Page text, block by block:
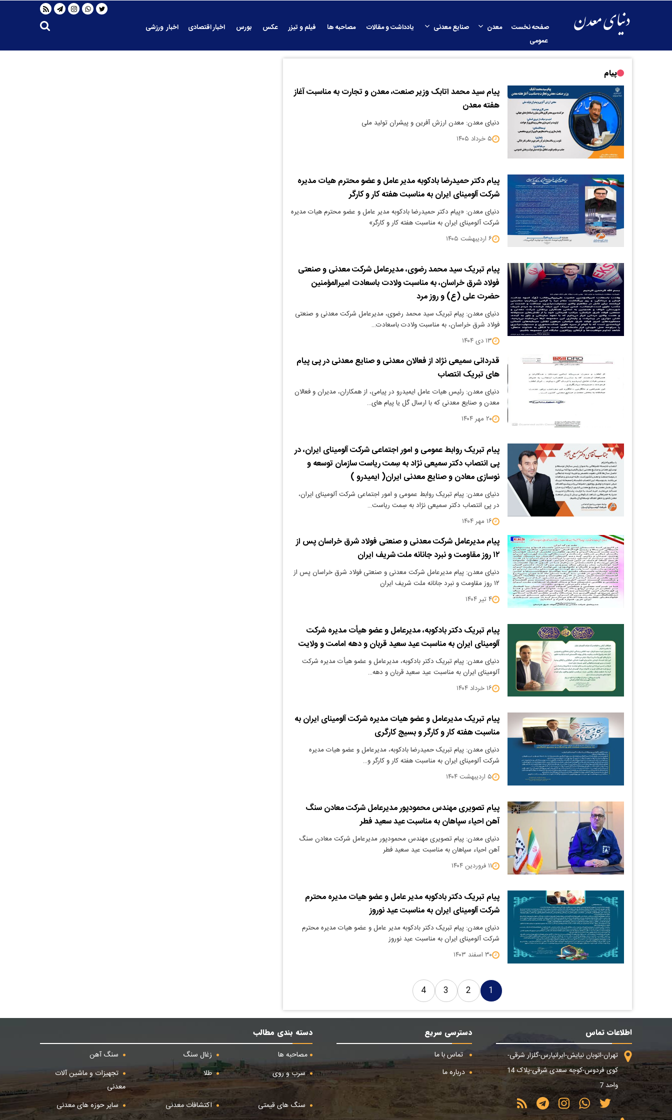
صفحه نخست معدن صنایع معدنی یادداشت و مقالات مصاحبه ها فیلم و تیزر عکس بورس اخبار اقتصادی
اخبار ورزشی
عمومی
پیام
پیام سید محمد اتابک وزیر صنعت، معدن و تجارت به مناسبت آغاز
هفته معدن
دنیای معدن: معدن ارزش آفرین و پیشران تولید ملی
۵ خرداد ۱۴۰۵
پیام دکتر حمیدرضا بادکوبه مدیر عامل و عضو محترم هیات مدیره
شرکت آلومینای ایران به مناسبت هفته کار و کارگر
دنیای معدن: «پیام دکتر حمیدرضا بادکوبه مدیر عامل و عضو محترم هیات مدیره
شرکت آلومینای ایران به مناسبت هفته کار و کارگر»
۶ اردیبهشت ۱۴۰۵
پیام تبریک سید محمد رضوی، مدیرعامل شرکت معدنی و صنعتی
فولاد شرق خراسان، به مناسبت ولادت باسعادت امیرالمؤمنین
حضرت علی (ع) و روز مرد
دنیای معدن: پیام تبریک سید محمد رضوی، مدیرعامل شرکت معدنی و صنعتی
فولاد شرق خراسان، به مناسبت ولادت باسعادت…
۱۳ دی ۱۴۰۴
قدردانی سمیعی نژاد از فعالان معدنی و صنایع معدنی در پی پیام
های تبریک انتصاب
دنیای معدن: رئیس هیات عامل ایمیدرو در پیامی، از همکاران، مدیران و فعالان
معدن و صنایع معدنی که با ارسال گل یا پیام های…
۲۰ مهر ۱۴۰۴
پیام تبریک روابط عمومی و امور اجتماعی شرکت آلومینای ایران، در
پی انتصاب دکتر سمیعی نژاد به سِمت ریاست سازمان توسعه و
نوسازی معادن و صنایع معدنی ایران( ایمیدرو )
دنیای معدن: پیام تبریک روابط عمومی و امور اجتماعی شرکت آلومینای ایران،
در پی انتصاب دکتر سمیعی نژاد به سِمت ریاست…
۱۶ مهر ۱۴۰۴
پیام مدیرعامل شرکت معدنی و صنعتی فولاد شرق خراسان پس از
۱۲ روز مقاومت و نبرد جانانه ملت شریف ایران
دنیای معدن: پیام مدیرعامل شرکت معدنی و صنعتی فولاد شرق خراسان پس از
۱۲ روز مقاومت و نبرد جانانه ملت شریف ایران
۴ تیر ۱۴۰۴
پیام تبریک دکتر بادکوبه، مدیرعامل و عضو هیأت مدیره شرکت
آلومینای ایران به مناسبت عید سعید قربان و دهه امامت و ولایت
دنیای معدن: پیام تبریک دکتر بادکوبه، مدیرعامل و عضو هیأت مدیره شرکت
آلومینای ایران به مناسبت عید سعید قربان و دهه…
۱۶ خرداد ۱۴۰۴
پیام تبریک مدیرعامل و عضو هیات مدیره شرکت آلومینای ایران به
مناسبت هفته کار و کارگر و بسیج کارگری
دنیای معدن: پیام تبریک حمیدرضا بادکوبه، مدیرعامل و عضو هیات مدیره
شرکت آلومینای ایران به مناسبت هفته کار و کارگر و…
۵ اردیبهشت ۱۴۰۴
پیام تصویری مهندس محمودپور مدیرعامل شرکت معادن سنگ
آهن احیاء سپاهان به مناسبت عید سعید فطر
دنیای معدن: پیام تصویری مهندس محمودپور مدیرعامل شرکت معادن سنگ
آهن احیاء سپاهان به مناسبت عید سعید فطر
۱۱ فروردین ۱۴۰۴
پیام تبریک دکتر بادکوبه مدیر عامل و عضو هیات مدیره محترم
شرکت آلومینای ایران به مناسبت عید نوروز
دنیای معدن: پیام تبریک دکتر بادکوبه مدیر عامل و عضو هیات مدیره محترم
شرکت آلومینای ایران به مناسبت عید نوروز
۳۰ اسفند ۱۴۰۳
1
2
3
4
اطلاعات تماس
تهران-اتوبان نیایش-ایرانپارس-گلزار شرقی-
کوی فردوس-کوچه سعدی شرقی-پلاک 14
واحد 7
دسترسی سریع
تماس با ما
درباره ما
دسته بندی مطالب
مصاحبه ها
زغال سنگ
سنگ آهن
سرب و روی
طلا
تجهیزات و ماشین آلات
معدنی
سنگ های قیمتی
اکتشافات معدنی
سایر حوزه های معدنی